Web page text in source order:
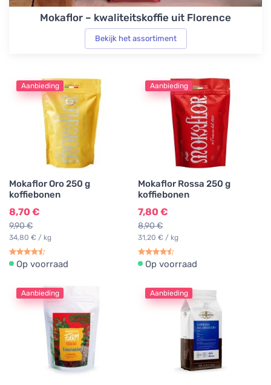
Mokaflor – kwaliteitskoffie uit Florence
Bekijk het assortiment
Aanbieding
Mokaflor Oro 250 g
koffiebonen
8,70 €
9,90 €
34,80 € / kg
Op voorraad
Aanbieding
Mokaflor Rossa 250 g
koffiebonen
7,80 €
8,90 €
31,20 € / kg
Op voorraad
Aanbieding Aanbieding